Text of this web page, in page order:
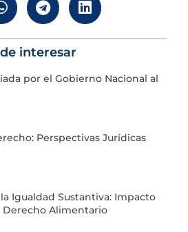
interesar
por el Gobierno Nacional al
Perspectivas Jurídicas
Igualdad Sustantiva: Impacto
Derecho Alimentario